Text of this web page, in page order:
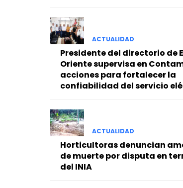
ACTUALIDAD
Presidente del directorio de
Oriente supervisa en
acciones para fortalecer la
confiabilidad del servicio
ACTUALIDAD
Horticultoras denuncian
de muerte por disputa en
del INIA